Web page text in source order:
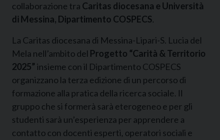
collaborazione tra Caritas diocesana e Università
di Messina, Dipartimento COSPECS.
La Caritas diocesana di Messina-Lipari-S. Lucia del
Mela nell’ambito del Progetto “Carità & Territorio
2025” insieme con il Dipartimento COSPECS
organizzano la terza edizione di un percorso di
formazione alla pratica della ricerca sociale. Il
gruppo che si formerà sarà eterogeneo e per gli
studenti sarà un’esperienza per apprendere a
contatto con docenti esperti, operatori sociali e